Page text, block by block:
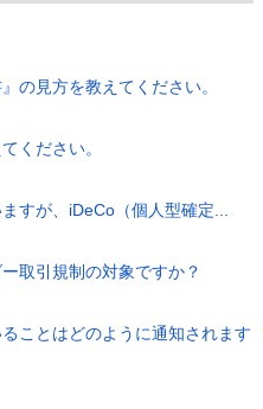
の見方を教えてください。
ください。
すが、iDeCo（個人型確定...
取引規制の対象ですか？
ことはどのように通知されます